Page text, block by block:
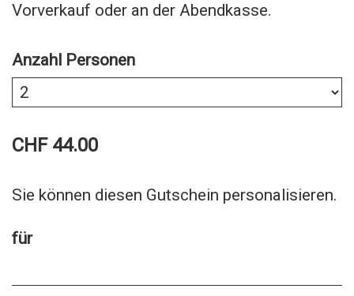
Vorverkauf oder an der Abendkasse.
Anzahl Personen
CHF 44.00
Sie können diesen Gutschein personalisieren.
für